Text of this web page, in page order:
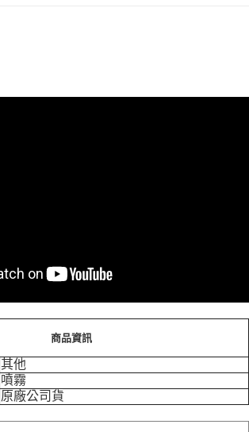
商品資訊
其他
噴霧
原廠公司貨